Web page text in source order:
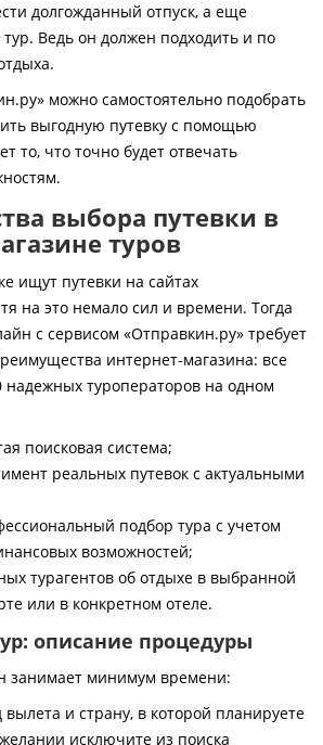
долгожданный отпуск, а еще
Ведь он должен подходить и по
можно самостоятельно подобрать
выгодную путевку с помощью
то, что точно будет отвечать
выбора путевки в
туров
ищут путевки на сайтах
на это немало сил и времени. Тогда
с сервисом «Отправкин.ру» требует
интернет-магазина: все
надежных туроператоров на одном
поисковая система;
реальных путевок с актуальными
подбор тура с учетом
возможностей;
турагентов об отдыхе в выбранной
или в конкретном отеле.
описание процедуры
занимает минимум времени:
и страну, в которой планируете
исключите из поиска